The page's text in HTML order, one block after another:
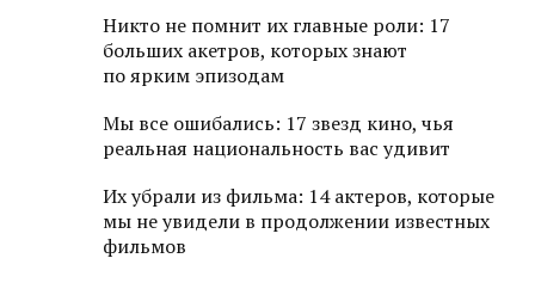
Никто не помнит их главные роли: 17
больших акетров, которых знают
по ярким эпизодам
Мы все ошибались: 17 звезд кино, чья
реальная национальность вас удивит
Их убрали из фильма: 14 актеров, которые
мы не увидели в продолжении известных
фильмов